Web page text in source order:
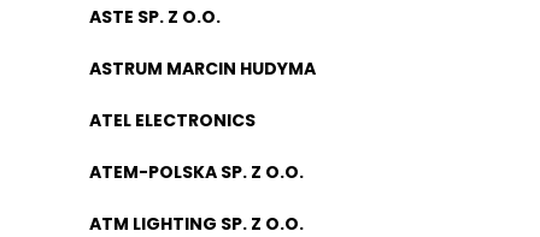
ASTE SP. Z O.O.
ASTRUM MARCIN HUDYMA
ATEL ELECTRONICS
ATEM-POLSKA SP. Z O.O.
ATM LIGHTING SP. Z O.O.